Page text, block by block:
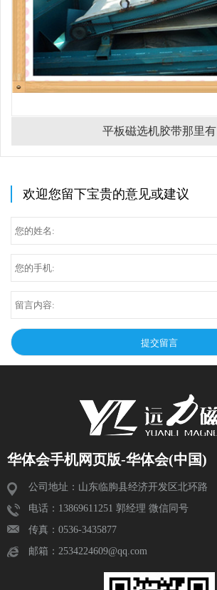
平板磁选机胶带那里有
欢迎您留下宝贵的意见或建议
华体会手机网页版-华体会(中国)
公司地址：山东临朐县经济开发区北环路
电话：13869611251 郭经理 微信同号
传真：0536-3435877
邮箱：2534224609@qq.com